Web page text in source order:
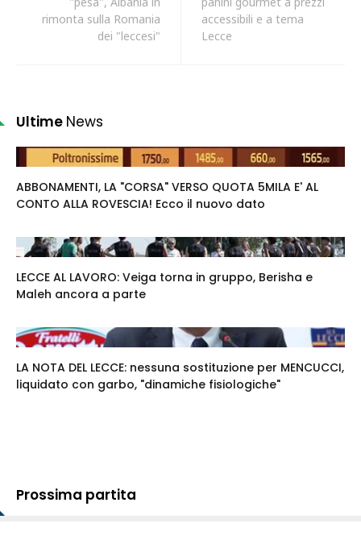
rimonta sulla Romania
dei "leccesi"
accessibili e a tema
Lecce
Ultime News
ABBONAMENTI, LA "CORSA" VERSO QUOTA 5MILA E' AL
CONTO ALLA ROVESCIA! Ecco il nuovo dato
LECCE AL LAVORO: Veiga torna in gruppo, Berisha e
Maleh ancora a parte
LA NOTA DEL LECCE: nessuna sostituzione per MENCUCCI,
liquidato con garbo, "dinamiche fisiologiche"
Prossima partita